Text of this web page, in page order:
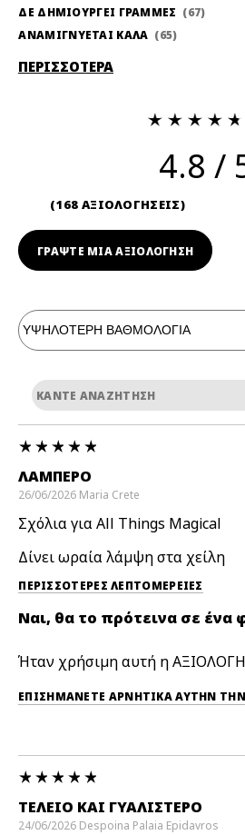
ΔΕ ΔΗΜΙΟΥΡΓΕΙ ΓΡΑΜΜΕΣ
67
ΑΝΑΜΙΓΝΥΕΤΑΙ ΚΑΛΑ
65
ΠΕΡΙΣΣΟΤΕΡΑ
4.8
168 ΑΞΙΟΛΟΓΗΣΕΙΣ
ΓΡΆΨΤΕ ΜΙΑ ΑΞΙΟΛΟΓΗΣΗ
ΛΑΜΠΕΡΌ
26/06/2026 Maria Crete
Σχόλια για All Things Magical
Δίνει ωραία λάμψη στα χείλη
ΠΕΡΙΣΣΌΤΕΡΕΣ ΛΕΠΤΟΜΈΡΕΙΕΣ
Ναι, θα το πρότεινα σε ένα
Ήταν χρήσιμη αυτή η
ΕΠΙΣΗΜΆΝΕΤΕ
ΤΈΛΕΙΟ ΚΑΙ ΓΥΑΛΙΣΤΕΡΌ
24/06/2026 Despoina Palaia Epidavros